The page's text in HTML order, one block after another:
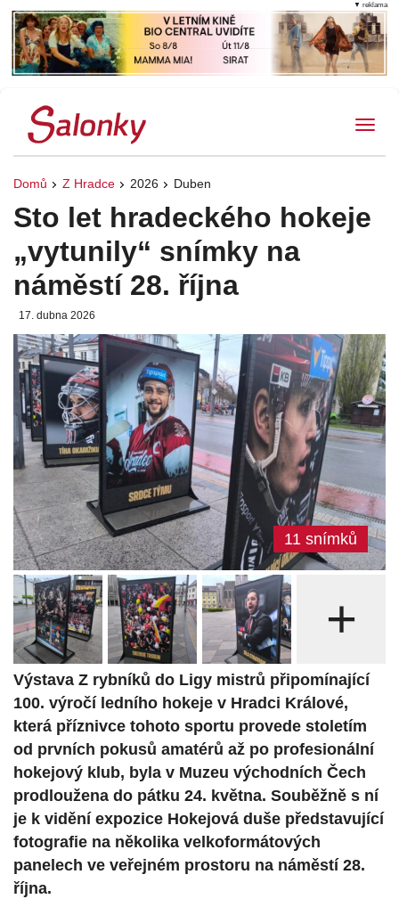
Domů Z Hradce 2026 Duben
Sto let hradeckého hokeje
„vytunily“ snímky na
náměstí 28. října
17. dubna 2026
11 snímků
+
Výstava Z rybníků do Ligy mistrů připomínající
100. výročí ledního hokeje v Hradci Králové,
která příznivce tohoto sportu provede stoletím
od prvních pokusů amatérů až po profesionální
hokejový klub, byla v Muzeu východních Čech
prodloužena do pátku 24. května. Souběžně s ní
je k vidění expozice Hokejová duše představující
fotografie na několika velkoformátových
panelech ve veřejném prostoru na náměstí 28.
října.
▼ reklama